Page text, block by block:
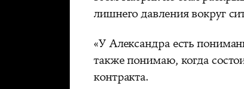
лишнего давления вокруг
«У Александра есть
также понимаю, когда
контракта.